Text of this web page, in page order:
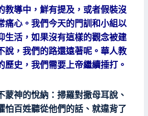
教導中，鮮有提及，或者假裝沒
痛心。我們今天的門訓和小組以
生活，如果沒有這樣的觀念被建
說，我們的路還遠著呢。華人教
歷史，我們需要上帝繼續捶打。
蒙神的悅納：掃羅對撒母耳說、
怕百姓聽從他們的話、就違背了